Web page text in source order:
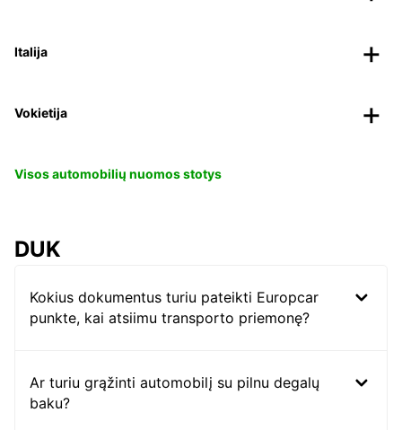
Italija
Vokietija
Visos automobilių nuomos stotys
DUK
Kokius dokumentus turiu pateikti Europcar
punkte, kai atsiimu transporto priemonę?
Ar turiu grąžinti automobilį su pilnu degalų
baku?